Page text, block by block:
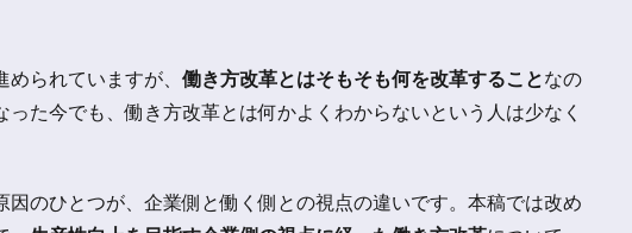
られていますが、 働き方改革とはそもそも何を改革することなの
た今でも、働き方改革とは何かよくわからないという人は少なく
のひとつが、企業側と働く側との視点の違いです。本稿では改め